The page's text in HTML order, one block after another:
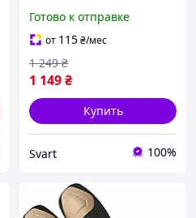
ударопрочного пластика,
коричневый /Svart/ -
stunning-products-for-life-
Готово к отправке
от 115₴/мес
1 149₴
1 249 ₴
Купить
Svart 100%